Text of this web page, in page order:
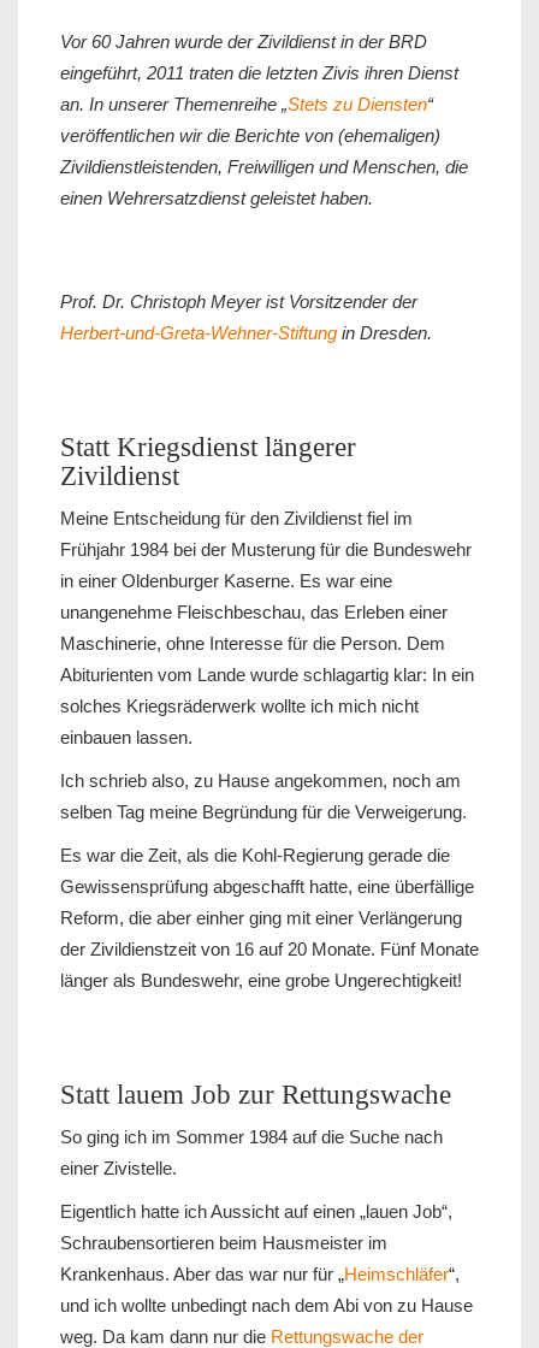
Vor 60 Jahren wurde der Zivildienst in der BRD
eingeführt, 2011 traten die letzten Zivis ihren Dienst
an. In unserer Themenreihe „Stets zu Diensten“
veröffentlichen wir die Berichte von (ehemaligen)
Zivildienstleistenden, Freiwilligen und Menschen, die
einen Wehrersatzdienst geleistet haben.
Prof. Dr. Christoph Meyer ist Vorsitzender der
Herbert-und-Greta-Wehner-Stiftung in Dresden.
Statt Kriegsdienst längerer
Zivildienst
Meine Entscheidung für den Zivildienst fiel im
Frühjahr 1984 bei der Musterung für die Bundeswehr
in einer Oldenburger Kaserne. Es war eine
unangenehme Fleischbeschau, das Erleben einer
Maschinerie, ohne Interesse für die Person. Dem
Abiturienten vom Lande wurde schlagartig klar: In ein
solches Kriegsräderwerk wollte ich mich nicht
einbauen lassen.
Ich schrieb also, zu Hause angekommen, noch am
selben Tag meine Begründung für die Verweigerung.
Es war die Zeit, als die Kohl-Regierung gerade die
Gewissensprüfung abgeschafft hatte, eine überfällige
Reform, die aber einher ging mit einer Verlängerung
der Zivildienstzeit von 16 auf 20 Monate. Fünf Monate
länger als Bundeswehr, eine grobe Ungerechtigkeit!
Statt lauem Job zur Rettungswache
So ging ich im Sommer 1984 auf die Suche nach
einer Zivistelle.
Eigentlich hatte ich Aussicht auf einen „lauen Job“,
Schraubensortieren beim Hausmeister im
Krankenhaus. Aber das war nur für „Heimschläfer“,
und ich wollte unbedingt nach dem Abi von zu Hause
weg. Da kam dann nur die Rettungswache der